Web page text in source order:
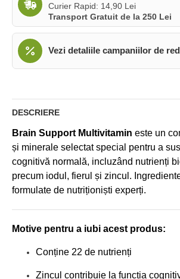
Curier Rapid: 14,90 Lei
Transport Gratuit de la 250 Lei
Vezi detaliile campaniilor de
DESCRIERE
Brain Support Multivitamin este un
și minerale selectat special pentru a
cognitivă normală, incluzând nutrienți
precum iodul, fierul și zincul.
formulate de nutriționiști experți.
Motive pentru a iubi acest produs:
Conține 22 de nutrienți
Zincul contribuie la funcția